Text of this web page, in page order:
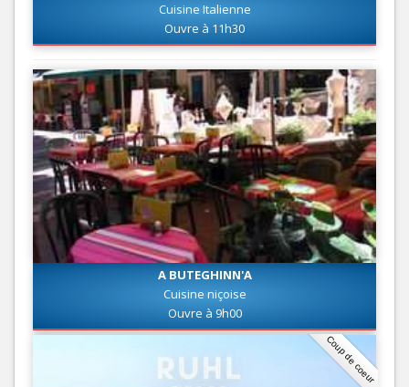
Cuisine Italienne
Ouvre à 11h30
A BUTEGHINN'A
Cuisine niçoise
Ouvre à 9h00
Coup de coeur